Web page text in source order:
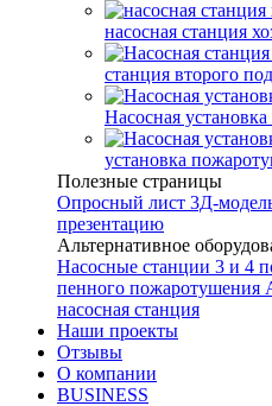
насосная станция
станция второго
Насосная
установка
Полезные страницы
Опросный лист 3Д-
презентацию
Альтернативное
Насосные станции 3 и 4
пенного пожаротушения
насосная станция
Наши проекты
Отзывы
О компании
BUSINESS